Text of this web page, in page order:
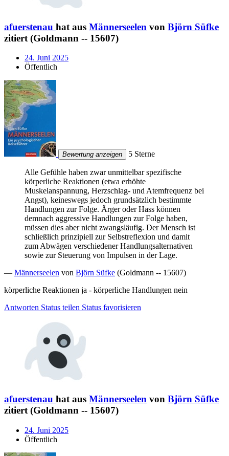
afuerstenau hat aus Männerseelen von Björn Süfke
zitiert (Goldmann -- 15607)
24. Juni 2025
Öffentlich
Bewertung anzeigen 5 Sterne
Alle Gefühle haben zwar unmittelbar spezifische
körperliche Reaktionen (etwa erhöhte
Muskelanspannung, Herzschlag- und Atemfrequenz bei
Angst), keineswegs jedoch grundsätzlich bestimmte
Handlungen zur Folge. Ärger oder Hass können
demnach aggressive Handlungen zur Folge haben,
müssen dies aber nicht zwangsläufig. Der Mensch ist
schließlich prinzipiell zur Selbstreflexion und damit
zum Abwägen verschiedener Handlungsalternativen
sowie zur Steuerung von Impulsen in der Lage.
— Männerseelen von Björn Süfke (Goldmann -- 15607)
körperliche Reaktionen ja - körperliche Handlungen nein
Antworten Status teilen Status favorisieren
afuerstenau hat aus Männerseelen von Björn Süfke
zitiert (Goldmann -- 15607)
24. Juni 2025
Öffentlich